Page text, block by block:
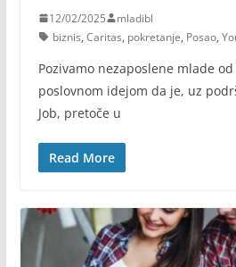
12/02/2025
mladibl
biznis, Caritas, pokretanje, Posao,
Pozivamo nezaposlene mlade
poslovnom idejom da je, uz
Job, pretoče u
Read More